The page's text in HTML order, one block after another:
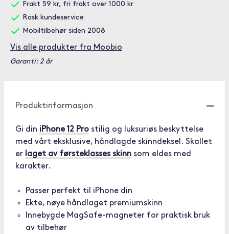
Frakt 59 kr, fri frakt over 1000 kr
Rask kundeservice
Mobiltilbehør siden 2008
Vis alle produkter fra Moobio
Garanti: 2 år
Produktinformasjon
Gi din iPhone 12 Pro stilig og luksuriøs beskyttelse
med vårt eksklusive, håndlagde skinndeksel. Skallet
er laget av førsteklasses skinn som eldes med
karakter.
Passer perfekt til iPhone din
Ekte, nøye håndlaget premiumskinn
Innebygde MagSafe-magneter for praktisk bruk
av tilbehør